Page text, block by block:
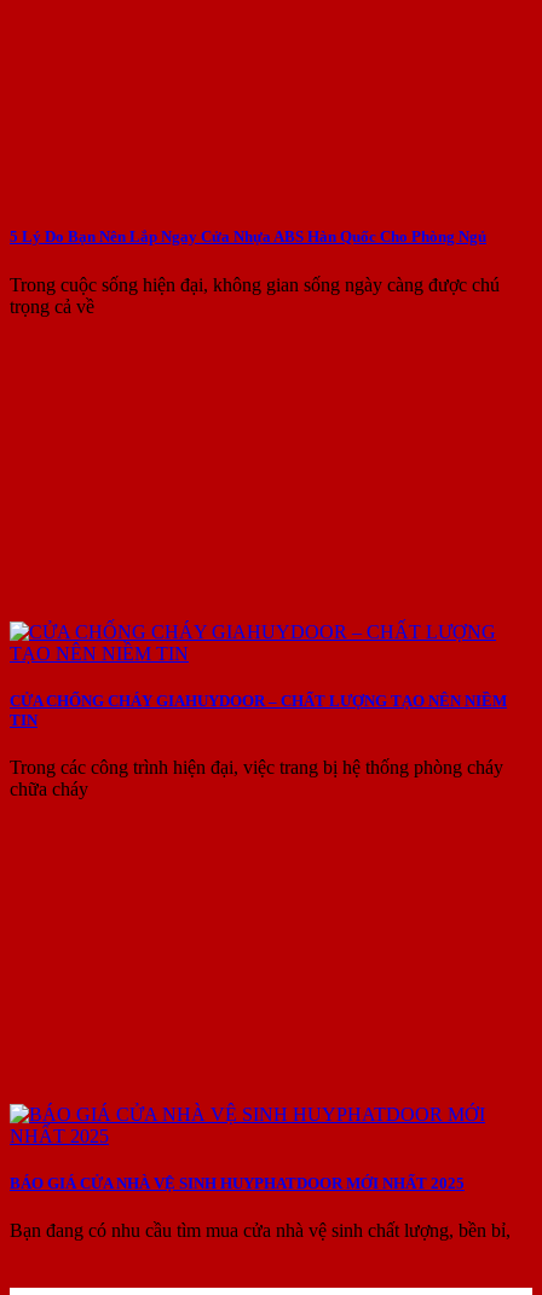
5 Lý Do Bạn Nên Lắp Ngay Cửa Nhựa ABS Hàn Quốc Cho Phòng Ngủ
Trong cuộc sống hiện đại, không gian sống ngày càng được chú
trọng cả về
CỬA CHỐNG CHÁY GIAHUYDOOR – CHẤT LƯỢNG TẠO NÊN NIỀM
TIN
Trong các công trình hiện đại, việc trang bị hệ thống phòng cháy
chữa cháy
BÁO GIÁ CỬA NHÀ VỆ SINH HUYPHATDOOR MỚI NHẤT 2025
Bạn đang có nhu cầu tìm mua cửa nhà vệ sinh chất lượng, bền bỉ,